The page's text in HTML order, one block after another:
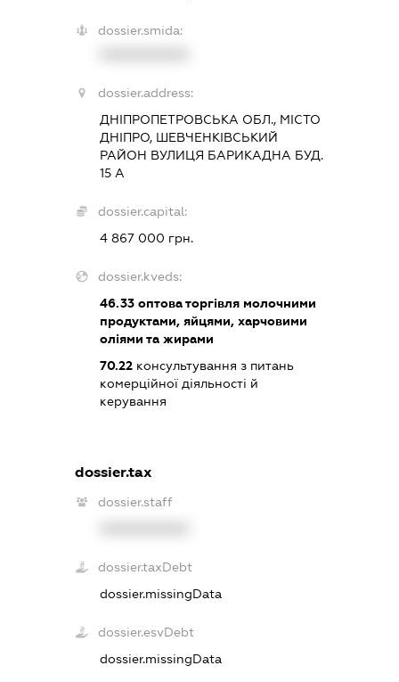
dossier.smida:
dossier.address:
ДНІПРОПЕТРОВСЬКА ОБЛ., МІСТО
ДНІПРО, ШЕВЧЕНКІВСЬКИЙ
РАЙОН ВУЛИЦЯ БАРИКАДНА БУД.
15 А
dossier.capital:
4 867 000 грн.
dossier.kveds:
46.33оптова торгівля молочними
продуктами, яйцями, харчовими
оліями та жирами
70.22консультування з питань
комерційної діяльності й
керування
dossier.tax
dossier.staff
dossier.taxDebt
dossier.missingData
dossier.esvDebt
dossier.missingData